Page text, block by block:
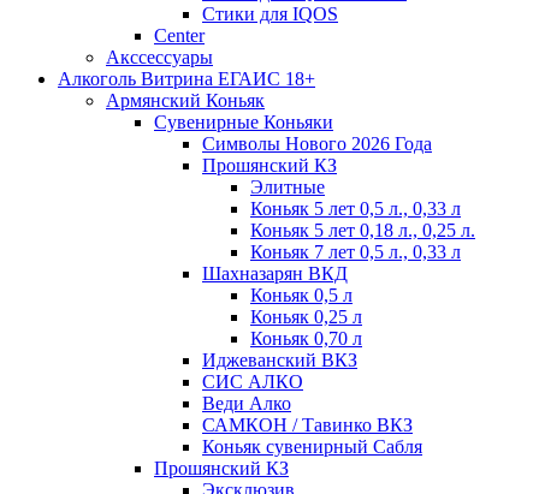
Стики для IQOS
Сenter
Акссессуары
Алкоголь Витрина ЕГАИС 18+
Армянский Коньяк
Сувенирные Коньяки
Символы Нового 2026 Года
Прошянский КЗ
Элитные
Коньяк 5 лет 0,5 л., 0,33 л
Коньяк 5 лет 0,18 л., 0,25 л.
Коньяк 7 лет 0,5 л., 0,33 л
Шахназарян ВКД
Коньяк 0,5 л
Коньяк 0,25 л
Коньяк 0,70 л
Иджеванский ВКЗ
СИС АЛКО
Веди Алко
САМКОН / Тавинко ВКЗ
Коньяк сувенирный Сабля
Прошянский КЗ
Эксклюзив